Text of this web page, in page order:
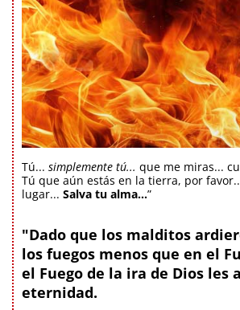
Tú... simplemente tú... que me miras...
Tú que aún estás en la tierra, por
lugar... Salva tu alma...”
"Dado que los malditos
los fuegos menos que en el
el Fuego de la ira de Dios les
eternidad.